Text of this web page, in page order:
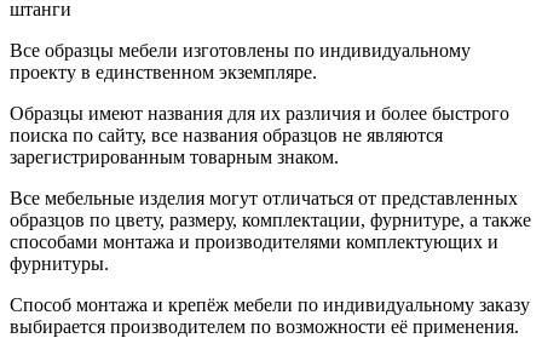
штанги
Все образцы мебели изготовлены по индивидуальному
проекту в единственном экземпляре.
Образцы имеют названия для их различия и более быстрого
поиска по сайту, все названия образцов не являются
зарегистрированным товарным знаком.
Все мебельные изделия могут отличаться от представленных
образцов по цвету, размеру, комплектации, фурнитуре, а также
способами монтажа и производителями комплектующих и
фурнитуры.
Способ монтажа и крепёж мебели по индивидуальному заказу
выбирается производителем по возможности её применения.